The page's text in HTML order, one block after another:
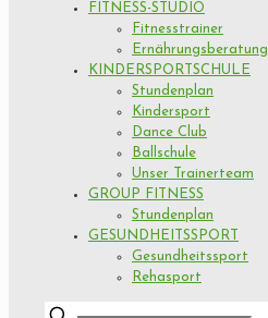
FITNESS-STUDIO
Fitnesstrainer
Ernährungsberatung
KINDERSPORTSCHULE
Stundenplan
Kindersport
Dance Club
Ballschule
Unser Trainerteam
GROUP FITNESS
Stundenplan
GESUNDHEITSSPORT
Gesundheitssport
Rehasport